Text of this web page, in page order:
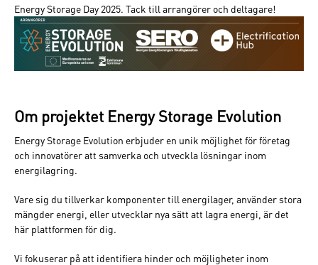
Energy Storage Day 2025. Tack till arrangörer och deltagare!
Om projektet Energy Storage Evolution
Energy Storage Evolution erbjuder en unik möjlighet för företag
och innovatörer att samverka och utveckla lösningar inom
energilagring.
Vare sig du tillverkar komponenter till energilager, använder stora
mängder energi, eller utvecklar nya sätt att lagra energi, är det
här plattformen för dig.
Vi fokuserar på att identifiera hinder och möjligheter inom